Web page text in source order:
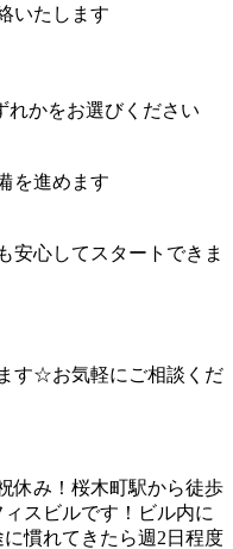
いたします
かをお選びください
を進めます
安心してスタートできま
す☆お気軽にご相談くだ
休み！桜木町駅から徒歩
スビルです！ビル内に
慣れてきたら週2日程度